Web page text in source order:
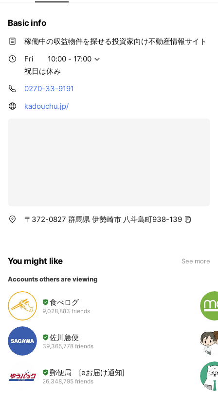
Basic info
稼働中の収益物件を探せる投資家向け不動産情報サイト
Fri
10:00 - 17:00
祝日は休み
0270-33-9191
kadouchu.jp/
〒372-0827 群馬県 伊勢崎市 八斗島町938-139
You might like See more
Accounts others are viewing
食べログ
9,028,883 friends
佐川急便
39,365,778 friends
郵便局 [eお届け通知]
26,348,795 friends